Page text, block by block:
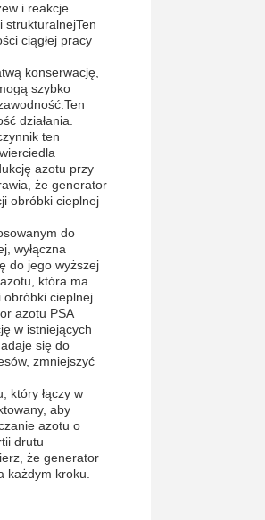
i reakcje
strukturalnejTen
ciągłej pracy
konserwację,
szybko
działania.
ten
azotu przy
że generator
obróbki cieplnej
do
wyłączna
do jego wyższej
która ma
cieplnej.
azotu PSA
w istniejących
się do
zmniejszyć
który łączy w
aby
azotu o
drutu
że generator
każdym kroku.